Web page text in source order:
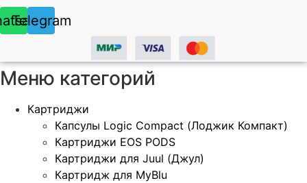
Telegram
Меню категорий
Картриджи
Капсулы Logic Compact (Лоджик Компакт)
Картриджи EOS PODS
Картриджи для Juul (Джул)
Картридж для MyBlu